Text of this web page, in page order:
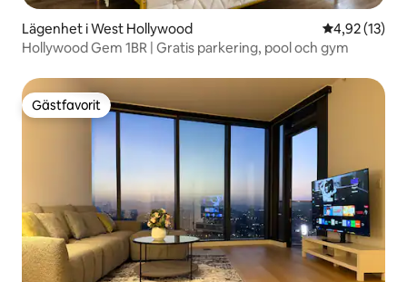
Lägenhet i West Hollywood 4,92 av 5 i
4,92 (13)
Hollywood Gem 1BR | Gratis parkering, pool och gym
Gästfavorit
Gästfavorit